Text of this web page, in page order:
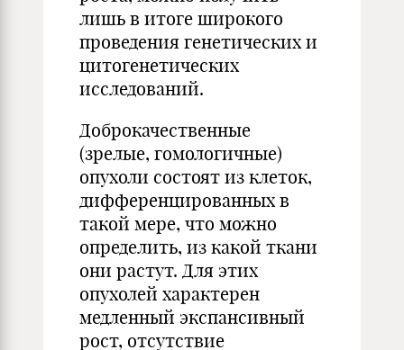
лишь в итоге широкого
проведения генетических и
цитогенетических
исследований.
Доброкачественные
(зрелые, гомологичные)
опухоли состоят из клеток,
дифференцированных в
такой мере, что можно
определить, из какой ткани
они растут. Для этих
опухолей характерен
медленный экспансивный
рост, отсутствие